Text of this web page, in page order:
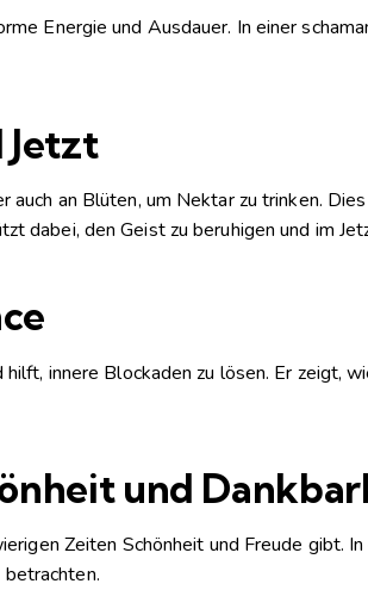
Energie und Ausdauer. In einer
Jetzt
an Blüten, um Nektar zu trinken.
dabei, den Geist zu beruhigen und im
innere Blockaden zu lösen. Er zeigt,
und
Zeiten Schönheit und Freude gibt.